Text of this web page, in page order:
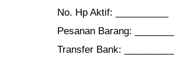
No. Hp Aktif: __________
Pesanan Barang:
Transfer Bank: